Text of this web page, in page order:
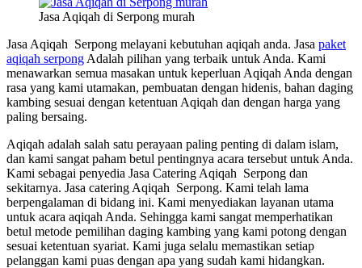
Jasa Aqiqah di Serpong murah
Jasa Aqiqah Serpong melayani kebutuhan aqiqah anda. Jasa paket
aqiqah serpong Adalah pilihan yang terbaik untuk Anda. Kami
menawarkan semua masakan untuk keperluan Aqiqah Anda dengan
rasa yang kami utamakan, pembuatan dengan hidenis, bahan daging
kambing sesuai dengan ketentuan Aqiqah dan dengan harga yang
paling bersaing.
Aqiqah adalah salah satu perayaan paling penting di dalam islam,
dan kami sangat paham betul pentingnya acara tersebut untuk Anda.
Kami sebagai penyedia Jasa Catering Aqiqah Serpong dan
sekitarnya. Jasa catering Aqiqah Serpong. Kami telah lama
berpengalaman di bidang ini. Kami menyediakan layanan utama
untuk acara aqiqah Anda. Sehingga kami sangat memperhatikan
betul metode pemilihan daging kambing yang kami potong dengan
sesuai ketentuan syariat. Kami juga selalu memastikan setiap
pelanggan kami puas dengan apa yang sudah kami hidangkan.